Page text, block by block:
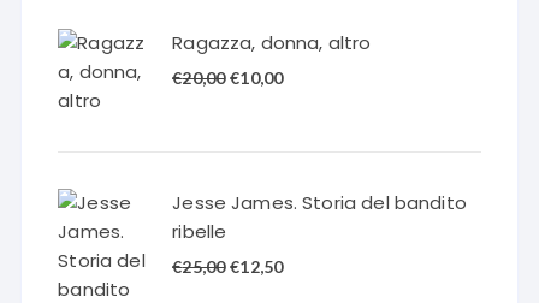
€18,00.€9,00.
Ragazza, donna, altro
€20,00 Il
€20,00.
€10,00Il
€10,00.
Jesse James. Storia del bandito
ribelle
€25,00 Il
€12,50Il